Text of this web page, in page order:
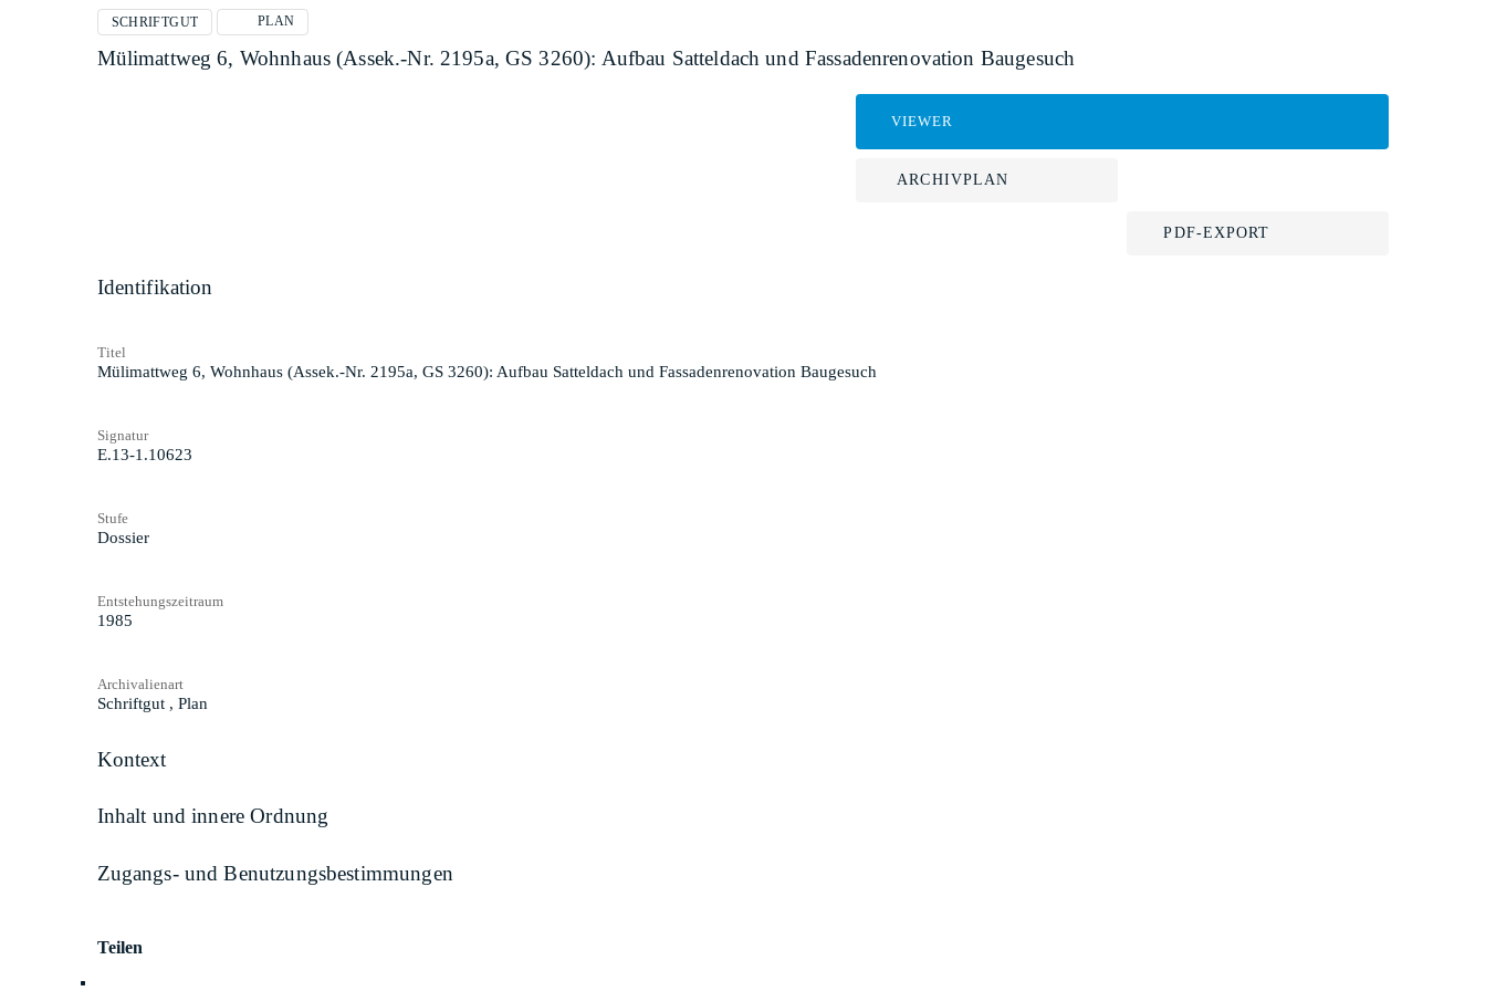
SCHRIFTGUT PLAN
Mülimattweg 6, Wohnhaus (Assek.-Nr. 2195a, GS 3260): Aufbau Satteldach und Fassadenrenovation Baugesuch
VIEWER
ARCHIVPLAN
PDF-EXPORT
Identifikation
Titel
Mülimattweg 6, Wohnhaus (Assek.-Nr. 2195a, GS 3260): Aufbau Satteldach und Fassadenrenovation Baugesuch
Signatur
E.13-1.10623
Stufe
Dossier
Entstehungszeitraum
1985
Archivalienart
Schriftgut , Plan
Kontext
Inhalt und innere Ordnung
Zugangs- und Benutzungsbestimmungen
Teilen